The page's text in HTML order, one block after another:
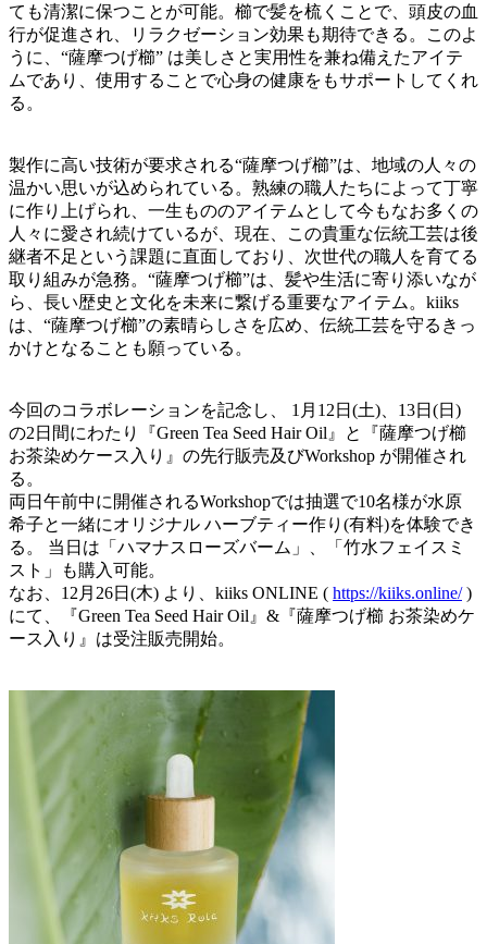
ても清潔に保つことが可能。櫛で髪を梳くことで、頭皮の血
行が促進され、リラクゼーション効果も期待できる。このよ
うに、“薩摩つげ櫛” は美しさと実用性を兼ね備えたアイテ
ムであり、使用することで心身の健康をもサポートしてくれ
る。
製作に高い技術が要求される“薩摩つげ櫛”は、地域の人々の
温かい思いが込められている。熟練の職人たちによって丁寧
に作り上げられ、一生もののアイテムとして今もなお多くの
人々に愛され続けているが、現在、この貴重な伝統工芸は後
継者不足という課題に直面しており、次世代の職人を育てる
取り組みが急務。“薩摩つげ櫛”は、髪や生活に寄り添いなが
ら、⻑い歴史と文化を未来に繋げる重要なアイテム。kiiks
は、“薩摩つげ櫛”の素晴らしさを広め、伝統工芸を守るきっ
かけとなることも願っている。
今回のコラボレーションを記念し、 1月12日(土)、13日(日)
の2日間にわたり『Green Tea Seed Hair Oil』と『薩摩つげ櫛
お茶染めケース入り』の先行販売及びWorkshop が開催され
る。
両日午前中に開催されるWorkshopでは抽選で10名様が水原
希子と一緒にオリジナル ハーブティー作り(有料)を体験でき
る。 当日は「ハマナスローズバーム」、「竹水フェイスミ
スト」も購入可能。
なお、12月26日(木) より、kiiks ONLINE ( https://kiiks.online/)
にて、『Green Tea Seed Hair Oil』&『薩摩つげ櫛 お茶染めケ
ース入り』は受注販売開始。